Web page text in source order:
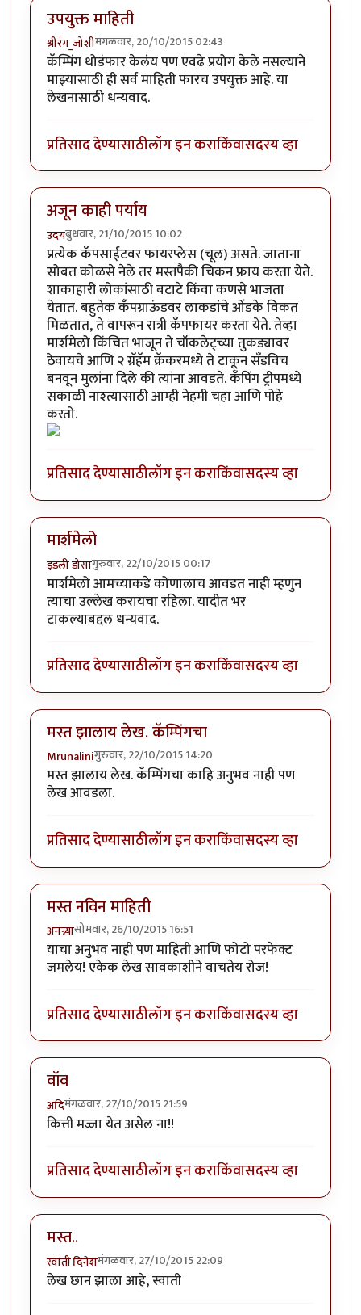
उपयुक्त माहिती
श्रीरंग_जोशीमंगळवार, 20/10/2015 02:43
कॅम्पिंग थोडंफार केलंय पण एवढे प्रयोग केले नसल्याने
माझ्यासाठी ही सर्व माहिती फारच उपयुक्त आहे. या
लेखनासाठी धन्यवाद.
प्रतिसाद देण्यासाठीलॉग इन कराकिंवासदस्य व्हा
अजून काही पर्याय
उदयबुधवार, 21/10/2015 10:02
प्रत्येक कँपसाईटवर फायरप्लेस (चूल) असते. जाताना
सोबत कोळसे नेले तर मस्तपैकी चिकन फ्राय करता येते.
शाकाहारी लोकांसाठी बटाटे किंवा कणसे भाजता
येतात. बहुतेक कँपग्राऊंडवर लाकडांचे ओंडके विकत
मिळतात, ते वापरून रात्री कँपफायर करता येते. तेव्हा
मार्शमेलो किंचित भाजून ते चॉकलेट्च्या तुकड्यावर
ठेवायचे आणि २ ग्रॅहॅम क्रॅकरमध्ये ते टाकून सँडविच
बनवून मुलांना दिले की त्यांना आवडते. कँपिंग ट्रीपमध्ये
सकाळी नाश्त्यासाठी आम्ही नेहमी चहा आणि पोहे
करतो.
प्रतिसाद देण्यासाठीलॉग इन कराकिंवासदस्य व्हा
मार्शमेलो
इडली डोसागुरुवार, 22/10/2015 00:17
मार्शमेलो आमच्याकडे कोणालाच आवडत नाही म्हणुन
त्याचा उल्लेख करायचा रहिला. यादीत भर
टाकल्याबद्दल धन्यवाद.
प्रतिसाद देण्यासाठीलॉग इन कराकिंवासदस्य व्हा
मस्त झालाय लेख. कॅम्पिंगचा
Mrunaliniगुरुवार, 22/10/2015 14:20
मस्त झालाय लेख. कॅम्पिंगचा काहि अनुभव नाही पण
लेख आवडला.
प्रतिसाद देण्यासाठीलॉग इन कराकिंवासदस्य व्हा
मस्त नविन माहिती
अनन्न्यासोमवार, 26/10/2015 16:51
याचा अनुभव नाही पण माहिती आणि फोटो परफेक्ट
जमलेय! एकेक लेख सावकाशीने वाचतेय रोज!
प्रतिसाद देण्यासाठीलॉग इन कराकिंवासदस्य व्हा
वॉव
अदिमंगळवार, 27/10/2015 21:59
कित्ती मज्जा येत असेल ना!!
प्रतिसाद देण्यासाठीलॉग इन कराकिंवासदस्य व्हा
मस्त..
स्वाती दिनेशमंगळवार, 27/10/2015 22:09
लेख छान झाला आहे, स्वाती